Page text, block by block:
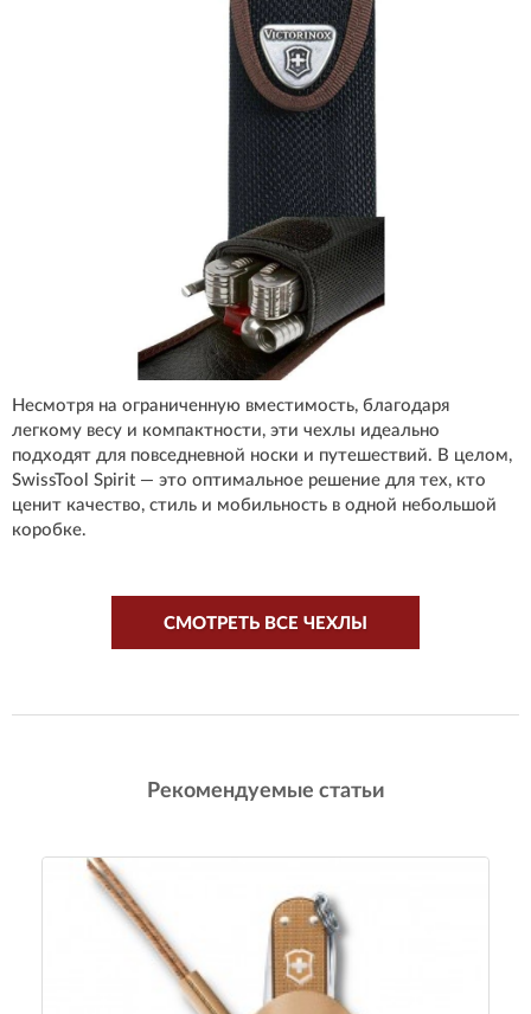
Несмотря на ограниченную вместимость, благодаря
легкому весу и компактности, эти чехлы идеально
подходят для повседневной носки и путешествий. В целом,
SwissTool Spirit — это оптимальное решение для тех, кто
ценит качество, стиль и мобильность в одной небольшой
коробке.
СМОТРЕТЬ ВСЕ ЧЕХЛЫ
Рекомендуемые статьи